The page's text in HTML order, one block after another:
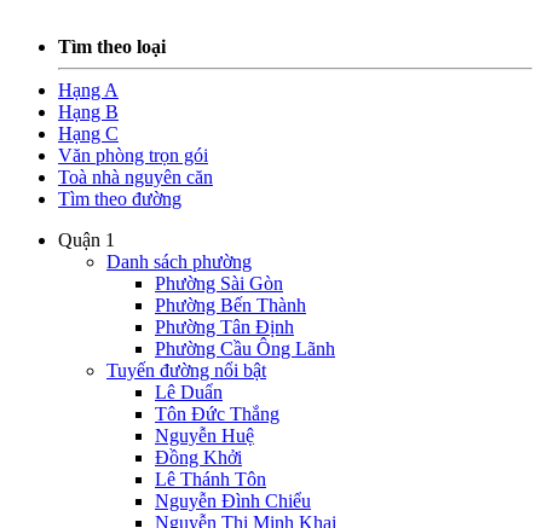
Tìm theo loại
Hạng A
Hạng B
Hạng C
Văn phòng trọn gói
Toà nhà nguyên căn
Tìm theo đường
Quận 1
Danh sách phường
Phường Sài Gòn
Phường Bến Thành
Phường Tân Định
Phường Cầu Ông Lãnh
Tuyến đường nổi bật
Lê Duẩn
Tôn Đức Thắng
Nguyễn Huệ
Đồng Khởi
Lê Thánh Tôn
Nguyễn Đình Chiểu
Nguyễn Thị Minh Khai